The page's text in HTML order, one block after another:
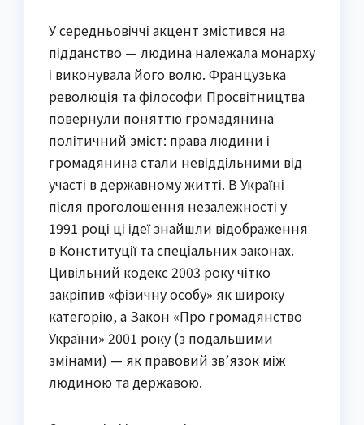
У середньовіччі акцент змістився на
підданство — людина належала монарху
і виконувала його волю. Французька
революція та філософи Просвітництва
повернули поняттю громадянина
політичний зміст: права людини і
громадянина стали невіддільними від
участі в державному житті. В Україні
після проголошення незалежності у
1991 році ці ідеї знайшли відображення
в Конституції та спеціальних законах.
Цивільний кодекс 2003 року чітко
закріпив «фізичну особу» як широку
категорію, а Закон «Про громадянство
України» 2001 року (з подальшими
змінами) — як правовий зв’язок між
людиною та державою.